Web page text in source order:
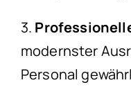
3.
modernster
Personal